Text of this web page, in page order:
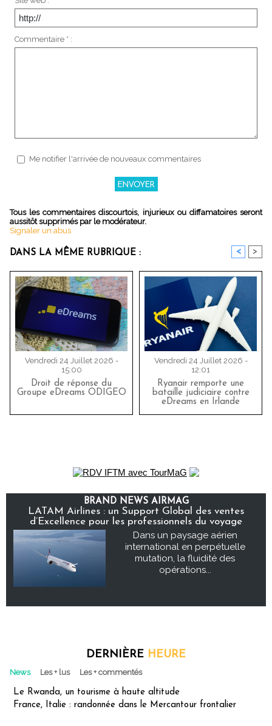
Commentaire * :
Me notifier l'arrivée de nouveaux commentaires
Tous les commentaires discourtois, injurieux ou diffamatoires seront
aussitôt supprimés par le modérateur.
Signaler un abus
DANS LA MÊME RUBRIQUE : < >
Vendredi 24 Juillet 2026 -
15:00
Droit de réponse du
Groupe eDreams ODIGEO
Vendredi 24 Juillet 2026 -
12:01
Ryanair remporte une
bataille judiciaire contre
eDreams en Irlande
BRAND NEWS AIRMAG
LATAM Airlines : un Support Global des ventes
d’Excellence pour les professionnels du voyage
Dans un paysage aérien
international en perpétuelle
mutation, la fluidité des
opérations...
DERNIÈRE HEURE
News Les + lus Les + commentés
Le Rwanda, un tourisme à haute altitude
France, Italie : randonnée dans le Mercantour frontalier